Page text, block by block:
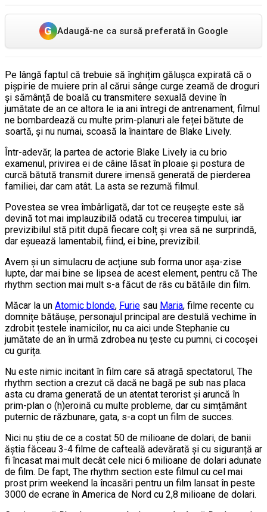
G Adaugă-ne ca sursă preferată în Google
Pe lângă faptul că trebuie să înghițim gălușca expirată că o
pișpirie de muiere prin al cărui sânge curge zeamă de droguri
și sămânță de boală cu transmitere sexuală devine în
jumătate de an ce altora le ia ani întregi de antrenament, filmul
ne bombardează cu multe prim-planuri ale feței bătute de
soartă, și nu numai, scoasă la înaintare de Blake Lively.
Într-adevăr, la partea de actorie Blake Lively ia cu brio
examenul, privirea ei de câine lăsat în ploaie și postura de
curcă bătută transmit durere imensă generată de pierderea
familiei, dar cam atât. La asta se rezumă filmul.
Povestea se vrea îmbârligată, dar tot ce reușește este să
devină tot mai implauzibilă odată cu trecerea timpului, iar
previzibilul stă pitit după fiecare colț și vrea să ne surprindă,
dar eșuează lamentabil, fiind, ei bine, previzibil.
Avem și un simulacru de acțiune sub forma unor așa-zise
lupte, dar mai bine se lipsea de acest element, pentru că The
rhythm section mai mult s-a făcut de râs cu bătăile din film.
Măcar la un Atomic blonde, Furie sau Maria, filme recente cu
domnițe bătăușe, personajul principal are destulă vechime în
zdrobit țestele inamicilor, nu ca aici unde Stephanie cu
jumătate de an în urmă zdrobea nu țeste cu pumni, ci cocoșei
cu gurița.
Nu este nimic incitant în film care să atragă spectatorul, The
rhythm section a crezut că dacă ne bagă pe sub nas placa
asta cu drama generată de un atentat terorist și aruncă în
prim-plan o (h)eroină cu multe probleme, dar cu simțământ
puternic de răzbunare, gata, s-a copt un film de succes.
Nici nu știu de ce a costat 50 de milioane de dolari, de banii
ăștia făceau 3-4 filme de cafteală adevărată și cu siguranță ar
fi încasat mai mult decât cele nici 6 milioane de dolari adunate
de film. De fapt, The rhythm section este filmul cu cel mai
prost prim weekend la încasări pentru un film lansat în peste
3000 de ecrane în America de Nord cu 2,8 milioane de dolari.